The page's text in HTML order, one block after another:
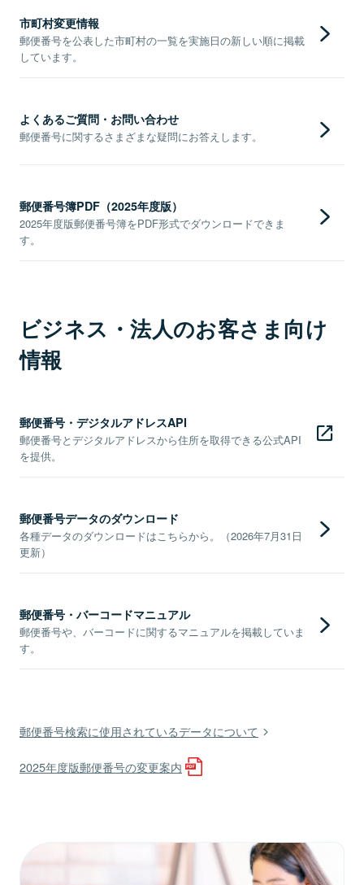
市町村変更情報
郵便番号を公表した市町村の一覧を実施日の新しい順に掲載
しています。
よくあるご質問・お問い合わせ
郵便番号に関するさまざまな疑問にお答えします。
郵便番号簿PDF（2025年度版）
2025年度版郵便番号簿をPDF形式でダウンロードできま
す。
ビジネス・法人のお客さま向け
情報
郵便番号・デジタルアドレスAPI
郵便番号とデジタルアドレスから住所を取得できる公式API
を提供。
郵便番号データのダウンロード
各種データのダウンロードはこちらから。（2026年7月31日
更新）
郵便番号・バーコードマニュアル
郵便番号や、バーコードに関するマニュアルを掲載していま
す。
郵便番号検索に使用されているデータについて
2025年度版郵便番号の変更案内